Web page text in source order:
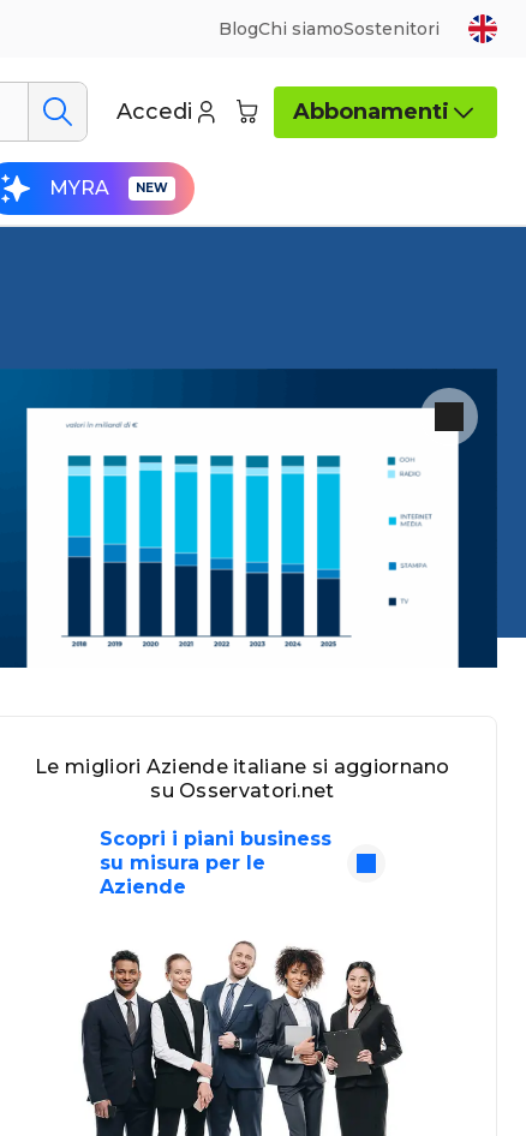
BlogChi siamoSostenitori
Accedi Abbonamenti
MYRA
Le migliori Aziende italiane si aggiornano
su Osservatori.net
Scopri i piani business
su misura per le
Aziende